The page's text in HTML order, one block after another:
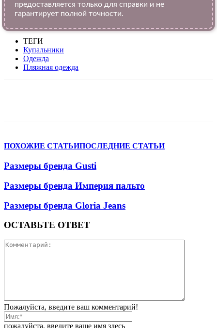
предоставляется только для справки и не
гарантирует полной точности.
ТЕГИ
Купальники
Одежда
Пляжная одежда
ПОХОЖИЕ СТАТЬИПОСЛЕДНИЕ СТАТЬИ
Размеры бренда Gusti
Размеры бренда Империя пальто
Размеры бренда Gloria Jeans
ОСТАВЬТЕ ОТВЕТ
Пожалуйста, введите ваш комментарий!
пожалуйста, введите ваше имя здесь